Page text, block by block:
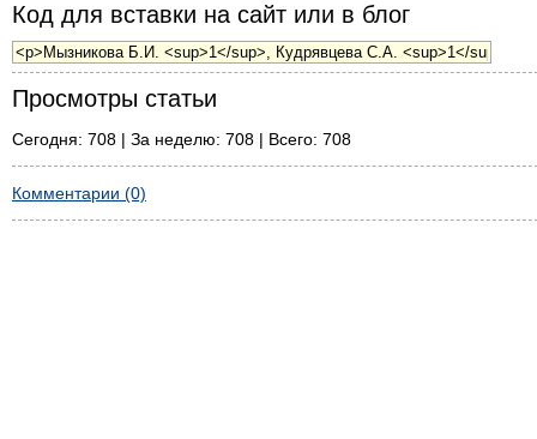
Код для вставки на сайт или в блог
Просмотры статьи
Сегодня: 708 | За неделю: 708 | Всего: 708
Комментарии (0)